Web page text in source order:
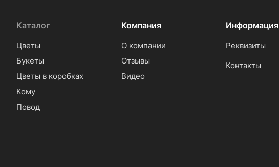
Каталог
Цветы
Букеты
Цветы в коробках
Кому
Повод
Компания
О компании
Отзывы
Видео
Информация
Реквизиты
Контакты